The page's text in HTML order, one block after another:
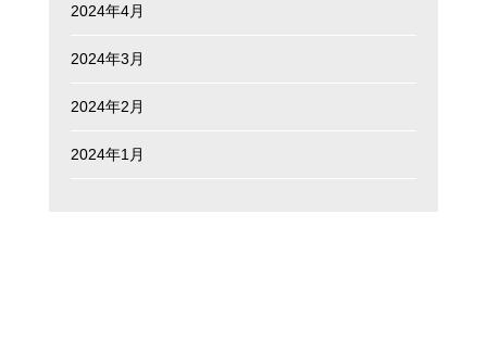
2024年4月
2024年3月
2024年2月
2024年1月